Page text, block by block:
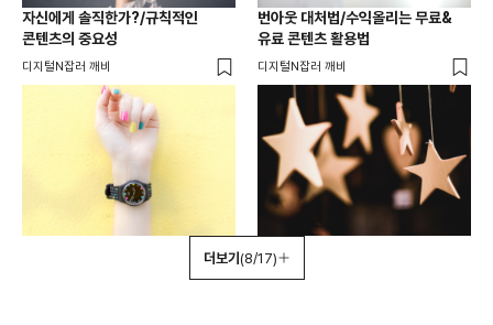
자신에게 솔직한가?/규칙적인
콘텐츠의 중요성
디지털N잡러 깨비
번아웃 대처법/수익올리는 무료&
유료 콘텐츠 활용법
디지털N잡러 깨비
더보기 (8/17)